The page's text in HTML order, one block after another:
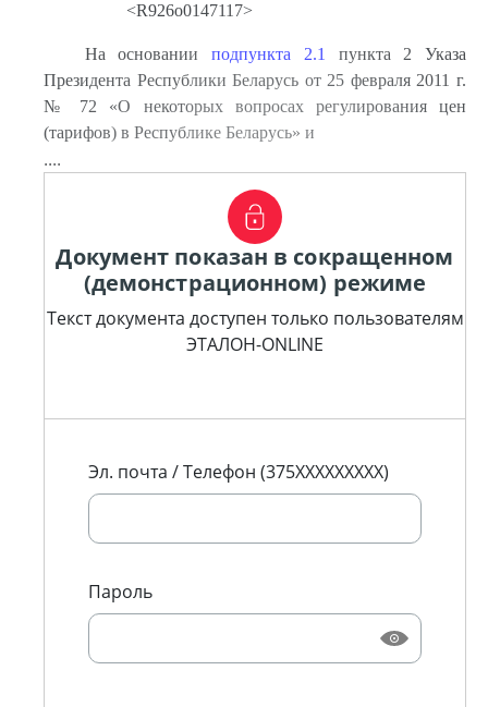
<R926o0147117>
На основанииподпункта 2.1
пункта 2 Указа
Президента Республики Беларусь от 25 февраля 2011 г.
№ 72 «О некоторых вопросах регулирования цен
(тарифов) в Республике Беларусь» и
....
Документ показан в сокращенном
(демонстрационном) режиме
Текст документа доступен только пользователям
ЭТАЛОН-ONLINE
Эл. почта / Телефон (375XXXXXXXXX)
Пароль